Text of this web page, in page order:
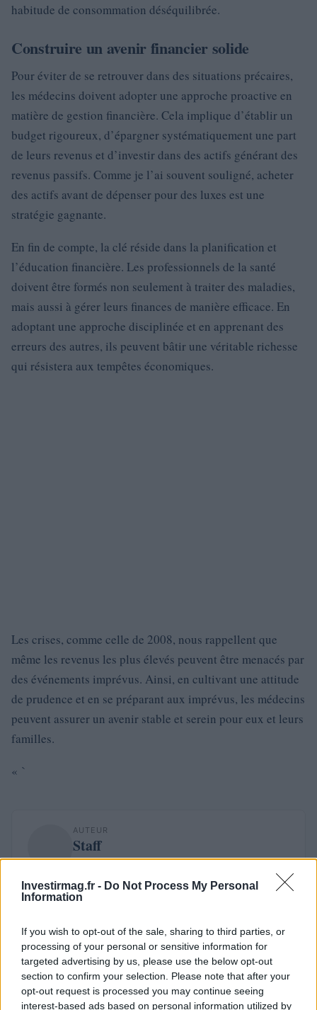
Investirmag.fr - Do Not Process My Personal
Information
If you wish to opt-out of the sale, sharing to third parties, or
processing of your personal or sensitive information for
targeted advertising by us, please use the below opt-out
section to confirm your selection. Please note that after your
opt-out request is processed you may continue seeing
interest-based ads based on personal information utilized by
habitude de consommation déséquilibrée.
Construire un avenir financier solide
Pour éviter de se retrouver dans des situations précaires,
les médecins doivent adopter une approche proactive en
matière de gestion financière. Cela implique d’établir un
budget rigoureux, d’épargner systématiquement une part
de leurs revenus et d’investir dans des actifs générant des
revenus passifs. Comme je l’ai souvent souligné, acheter
des actifs avant de dépenser pour des luxes est une
stratégie gagnante.
En fin de compte, la clé réside dans la planification et
l’éducation financière. Les professionnels de la santé
doivent être formés non seulement à traiter des maladies,
mais aussi à gérer leurs finances de manière efficace. En
adoptant une approche disciplinée et en apprenant des
erreurs des autres, ils peuvent bâtir une véritable richesse
qui résistera aux tempêtes économiques.
Les crises, comme celle de 2008, nous rappellent que
même les revenus les plus élevés peuvent être menacés par
des événements imprévus. Ainsi, en cultivant une attitude
de prudence et en se préparant aux imprévus, les médecins
peuvent assurer un avenir stable et serein pour eux et leurs
familles.
« `
AUTEUR
Staff